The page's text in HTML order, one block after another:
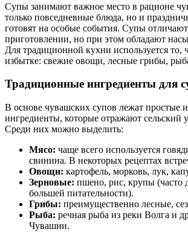
Супы занимают важное место в рационе
только повседневные блюда, но и
готовят на особые события. Супы
приготовлении, но при этом обладают
Для традиционной кухни используется то,
избытке: свежие овощи, лесные грибы,
Традиционные ингредиенты для
В основе чувашских супов лежат простые
ингредиенты, которые отражают сельский
Среди них можно выделить:
Мясо: чаще всего используется
свинина. В некоторых рецептах
Овощи: картофель, морковь, лук,
Зерновые: пшено, рис, крупы (часто
большей питательности).
Грибы: преимущественно лесные,
Рыба: речная рыба из реки Волга и
Чувашии.